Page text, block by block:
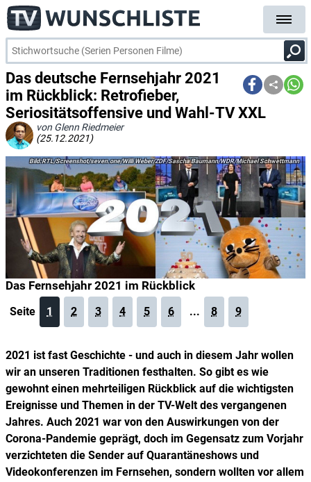
Das deutsche Fernsehjahr 2021
im Rückblick: Retrofieber,
Seriositätsoffensive und Wahl-TV XXL
von Glenn Riedmeier
(25.12.2021)
Das Fernsehjahr 2021 im Rückblick
RTL/Screenshot/seven.one/Willi Weber/ZDF/Sascha Baumann/WDR/Michael Schwettmann
Seite 1 2 3 4 5 6 ... 8 9
2021 ist fast Geschichte - und auch in diesem Jahr wollen
wir an unseren Traditionen festhalten. So gibt es wie
gewohnt einen mehrteiligen Rückblick auf die wichtigsten
Ereignisse und Themen in der TV-Welt des vergangenen
Jahres. Auch 2021 war von den Auswirkungen von der
Corona-Pandemie geprägt, doch im Gegensatz zum Vorjahr
verzichteten die Sender auf Quarantäneshows und
Videokonferenzen im Fernsehen, sondern wollten vor allem